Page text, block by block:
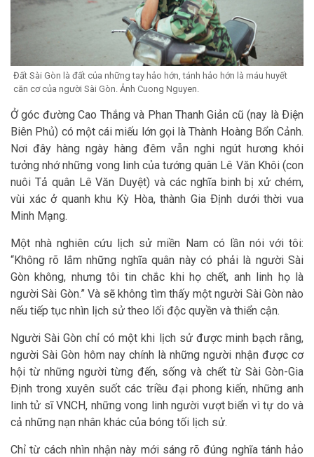
Đất Sài Gòn là đất của những tay hảo hớn, tánh hảo hớn là máu huyết
căn cơ của người Sài Gòn. Ảnh Cuong Nguyen.
Ở góc đường Cao Thắng và Phan Thanh Giản cũ (nay là Ðiện
Biên Phủ) có một cái miếu lớn gọi là Thành Hoàng Bổn Cảnh.
Nơi đây hàng ngày hàng đêm vẫn nghi ngút hương khói
tưởng nhớ những vong linh của tướng quân Lê Văn Khôi (con
nuôi Tả quân Lê Văn Duyệt) và các nghĩa binh bị xử chém,
vùi xác ở quanh khu Kỳ Hòa, thành Gia Ðịnh dưới thời vua
Minh Mạng.
Một nhà nghiên cứu lịch sử miền Nam có lần nói với tôi:
“Không rõ lắm những nghĩa quân này có phải là người Sài
Gòn không, nhưng tôi tin chắc khi họ chết, anh linh họ là
người Sài Gòn.” Và sẽ không tìm thấy một người Sài Gòn nào
nếu tiếp tục nhìn lịch sử theo lối độc quyền và thiển cận.
Người Sài Gòn chỉ có một khi lịch sử được minh bạch rằng,
người Sài Gòn hôm nay chính là những người nhận được cơ
hội từ những người từng đến, sống và chết từ Sài Gòn-Gia
Ðịnh trong xuyên suốt các triều đại phong kiến, những anh
linh tử sĩ VNCH, những vong linh người vượt biển vì tự do và
cả những nạn nhân khác của bóng tối lịch sử.
Chỉ từ cách nhìn nhận này mới sáng rõ đúng nghĩa tánh hảo